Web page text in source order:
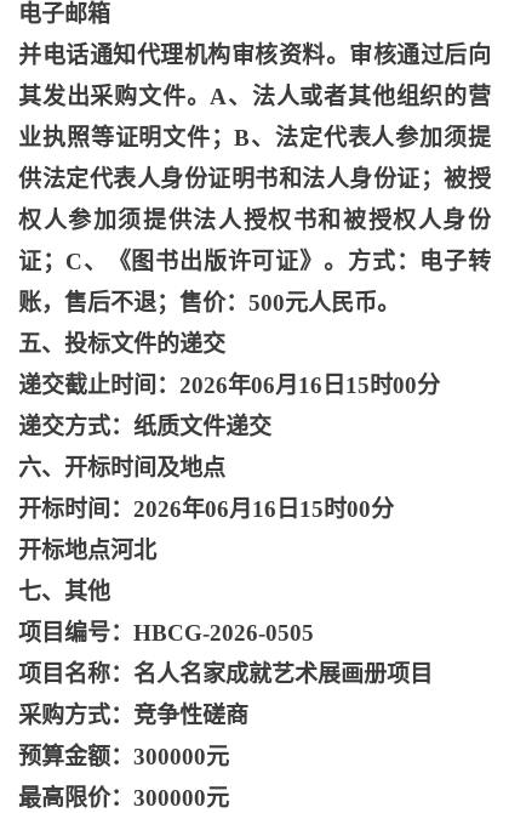
电子邮箱
并电话通知代理机构审核资料。审核通过后向
其发出采购文件。 A、法人或者其他组织的营
业执照等证明文件；B、法定代表人参加须提
供法定代表人身份证明书和法人身份证；被授
权人参加须提供法人授权书和被授权人身份
证；C、《图书出版许可证》。方式：电子转
账，售后不退；售价：500元人民币。
五、投标文件的递交
递交截止时间： 2026年06月16日15时00分
递交方式：纸质文件递交
六、开标时间及地点
开标时间： 2026年06月16日15时00分
开标地点河北
七、其他
项目编号： HBCG-2026-0505
项目名称：名人名家成就艺术展画册项目
采购方式：竞争性磋商
预算金额： 300000元
最高限价： 300000元